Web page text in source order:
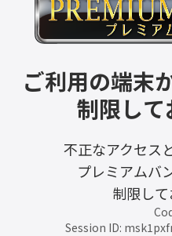
ご利用の端末
制限して
不正なアクセス
プレミアムバ
制限して
Session ID: